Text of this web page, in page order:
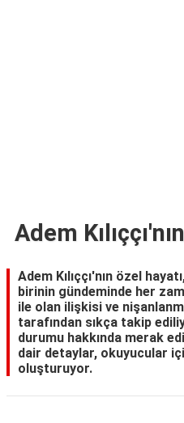
Adem
Adem Kılıççı'nın özel
birinin gündeminde her
ile olan ilişkisi ve
tarafından sıkça takip
durumu hakkında merak
dair detaylar, okuyucular
oluşturuyor.